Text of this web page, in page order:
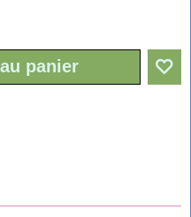
panier